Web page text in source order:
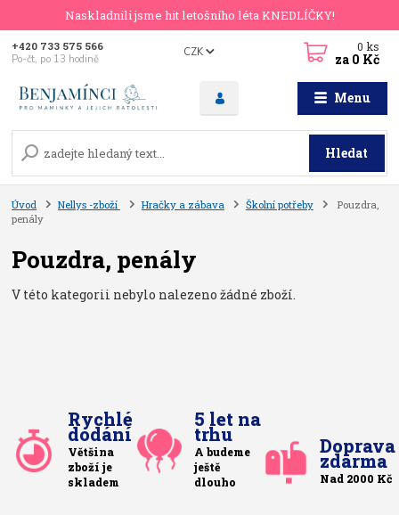
Naskladnili jsme hit letošního léta KNEDLÍČKY!
Menu
CZK
Hledat
+420 733 575 566
Po-čt, po 13 hodině
0ks
za 0 Kč
Úvod Nellys -zboží Hračky a zábava Školní potřeby
Pouzdra,
penály
Pouzdra, penály
V této kategorii nebylo nalezeno žádné zboží.
Rychlé
dodání
Většina
zboží je
skladem
5 let na
trhu
A budeme
ještě
dlouho
Doprava
zdarma
Nad 2000 Kč